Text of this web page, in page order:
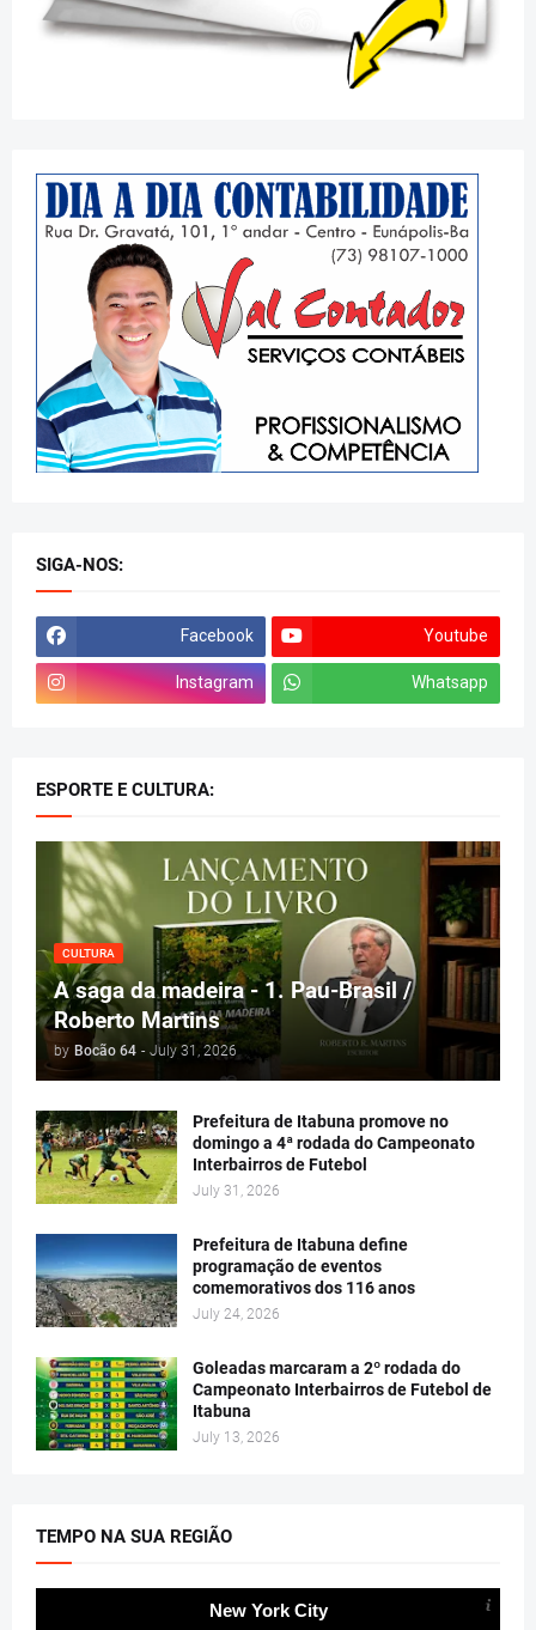
SIGA-NOS:
Facebook Youtube
Instagram Whatsapp
ESPORTE E CULTURA:
CULTURA
A saga da madeira - 1. Pau-Brasil /
Roberto Martins
by Bocão 64 - July 31, 2026
Prefeitura de Itabuna promove no
domingo a 4ª rodada do Campeonato
Interbairros de Futebol
July 31, 2026
Prefeitura de Itabuna define
programação de eventos
comemorativos dos 116 anos
July 24, 2026
Goleadas marcaram a 2º rodada do
Campeonato Interbairros de Futebol de
Itabuna
July 13, 2026
TEMPO NA SUA REGIÃO
New York City